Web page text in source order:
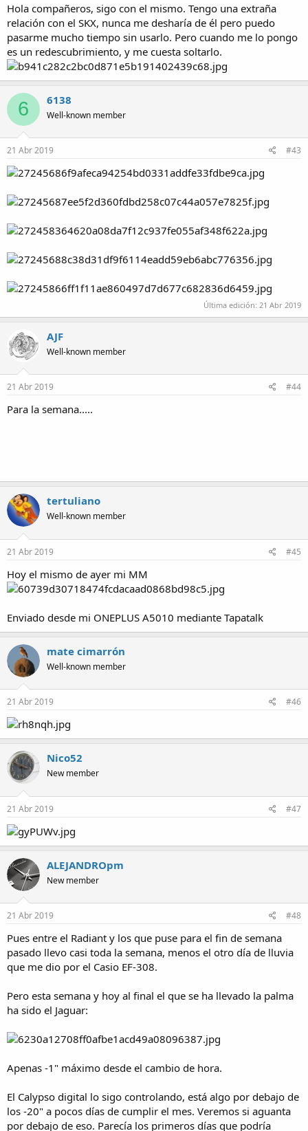
Hola compañeros, sigo con el mismo. Tengo una extraña
relación con el SKX, nunca me desharía de él pero puedo
pasarme mucho tiempo sin usarlo. Pero cuando me lo pongo
es un redescubrimiento, y me cuesta soltarlo.
6 6138
Well-known member
21 Abr 2019 #43
Última edición: 21 Abr 2019
AJF
Well-known member
21 Abr 2019 #44
Para la semana.....
tertuliano
Well-known member
21 Abr 2019 #45
Hoy el mismo de ayer mi MM
Enviado desde mi ONEPLUS A5010 mediante Tapatalk
mate cimarrón
Well-known member
21 Abr 2019 #46
Nico52
New member
21 Abr 2019 #47
ALEJANDROpm
New member
21 Abr 2019 #48
Pues entre el Radiant y los que puse para el fin de semana
pasado llevo casi toda la semana, menos el otro día de lluvia
que me dio por el Casio EF-308.
Pero esta semana y hoy al final el que se ha llevado la palma
ha sido el Jaguar:
Apenas -1" máximo desde el cambio de hora.
El Calypso digital lo sigo controlando, está algo por debajo de
los -20" a pocos días de cumplir el mes. Veremos si aguanta
por debajo de eso. Parecía los primeros días que podría